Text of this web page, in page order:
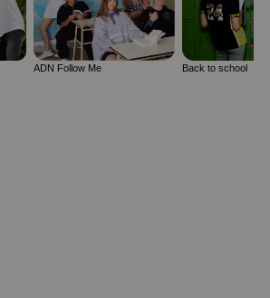
ADN Follow Me Back to school